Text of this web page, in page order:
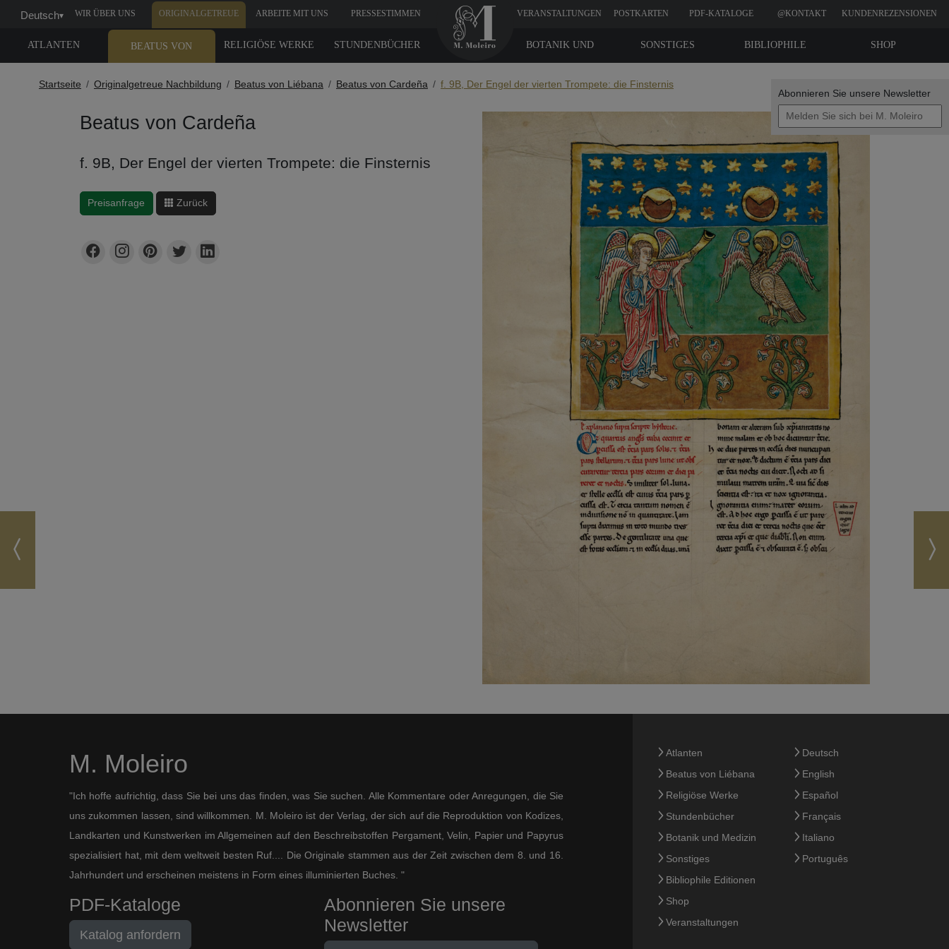
Abonnieren Sie unsere Newsletter
Deutsch▾ WIR ÜBER UNS ORIGINALGETREUE
NACHBILDUNG
ARBEITE MIT UNS PRESSESTIMMEN VERANSTALTUNGEN POSTKARTEN PDF-KATALOGE @KONTAKT KUNDENREZENSIONEN
ATLANTEN BEATUS VON RELIGIÖSE WERKE STUNDENBÜCHER SHOP
BIBLIOPHILE
SONSTIGES
BOTANIK UND
Startseite Originalgetreue Nachbildung Beatus von Liébana Beatus von Cardeña f. 9B, Der Engel der vierten Trompete: die Finsternis
Beatus von Cardeña
f. 9B, Der Engel der vierten Trompete: die Finsternis
Preisanfrage Zurück
M. Moleiro
"Ich hoffe aufrichtig, dass Sie bei uns das finden, was Sie suchen. Alle Kommentare oder Anregungen, die Sie
uns zukommen lassen, sind willkommen. M. Moleiro ist der Verlag, der sich auf die Reproduktion von Kodizes,
Landkarten und Kunstwerken im Allgemeinen auf den Beschreibstoffen Pergament, Velin, Papier und Papyrus
spezialisiert hat, mit dem weltweit besten Ruf.... Die Originale stammen aus der Zeit zwischen dem 8. und 16.
Jahrhundert und erscheinen meistens in Form eines illuminierten Buches. "
PDF-Kataloge
Katalog anfordern
Abonnieren Sie unsere
Newsletter
Atlanten
Beatus von Liébana
Religiöse Werke
Stundenbücher
Botanik und Medizin
Sonstiges
Bibliophile Editionen
Shop
Veranstaltungen
Deutsch
English
Español
Français
Italiano
Português